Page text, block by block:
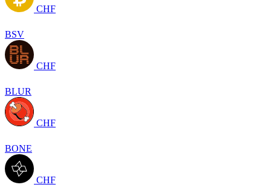
CHF
BSV
CHF
BLUR
CHF
BONE
CHF